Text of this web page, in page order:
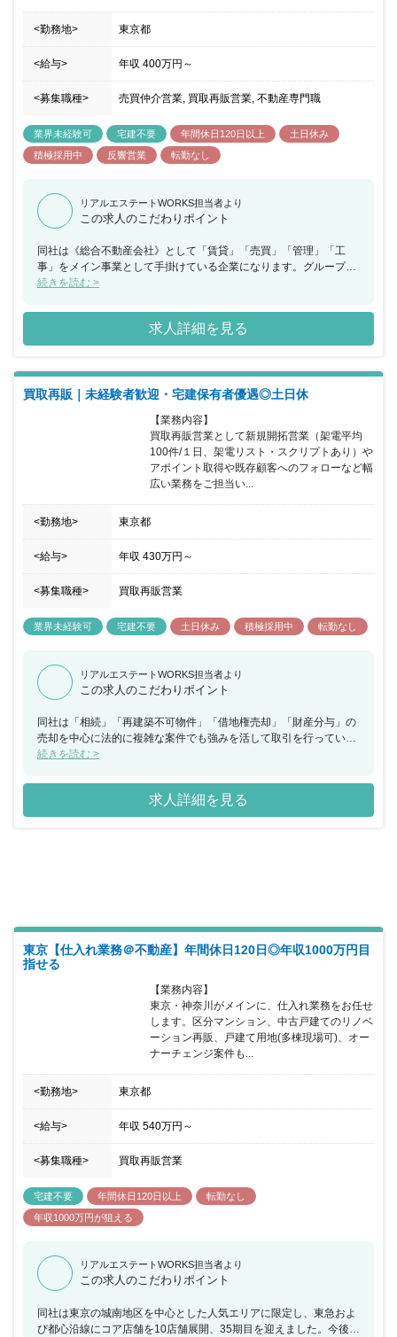
<勤務地> 東京都
<給与> 年収 400万円 ～
<募集職種> 売買仲介営業, 買取再販営業, 不動産専門職
業界未経験可 宅建不要 年間休日120日以上
土日休み
積極採用中
反響営業 転勤なし
リアルエステートWORKS担当者より
この求人のこだわりポイント
同社は《総合不動産会社》として「賃貸」「売買」「管理」「工
事」をメイン事業として手掛けている企業になります。グループ会
社の立川ハウス工業は設立55年以上の歴史があり、グループ会社と
第二創業期を迎え更なる成長を遂げています。創業以来16期連続黒
字と業績も好調に推移しており《新宿No.1》を目指して事業の拡大
を進めている最中となっています。今回の採用についても業績拡大
に成長を目指してくれる仲間を求めています。これまでの経験は一
切問わず人柄重視の採用となります。人物・ポテンシャル重視の選
われることなく、様々なことにチャレンジしていただける方にはお
勧めの案件となります。営業は反響営業・リピート・紹介が多くな
っているため、集客には困ることはなく未経験でも挑戦しやすく、
成果に繋がりやすい環境が整っています。
続きを読む >
求人詳細を見る
買取再販｜未経験者歓迎・宅建保有者優遇◎土日休
【業務内容】
買取再販営業として新規開拓営業（架電平均
100件/１日、架電リスト・スクリプトあり）や
アポイント取得や既存顧客へのフォローなど幅
広い業務をご担当い...
<勤務地> 東京都
<給与> 年収 430万円 ～
<募集職種> 買取再販営業
業界未経験可 宅建不要 土日休み 積極採用中 転勤なし
リアルエステートWORKS担当者より
この求人のこだわりポイント
同社は「相続」「再建築不可物件」「借地権売却」「財産分与」の
売却を中心に法的に複雑な案件でも強みを活して取引を行っていま
す。今回、 買取再販営業として新規開拓営業（架電平均100件/１
のフォローなど幅広い業務をお任せできる方を募集することとなり
ました。入社後は基礎的な研修を実施しや先輩社員のサポートから
徐々に実践に移行していくため未経験でも安心していただける環境
続きを読む >
求人詳細を見る
東京【仕入れ業務＠不動産】年間休日120日◎年収1000万円目
指せる
【業務内容】
東京・神奈川がメインに、仕入れ業務をお任せ
します。区分マンション、中古戸建てのリノベ
ーション再販、戸建て用地(多棟現場可)、オー
ナーチェンジ案件も...
<勤務地> 東京都
<給与> 年収 540万円 ～
<募集職種> 買取再販営業
宅建不要 年間休日120日以上
転勤なし
年収1000万円が狙える
リアルエステートWORKS担当者より
この求人のこだわりポイント
同社は東京の城南地区を中心とした人気エリアに限定し、東急およ
び都心沿線にコア店舗を10店舗展開、35期目を迎えました。今後は